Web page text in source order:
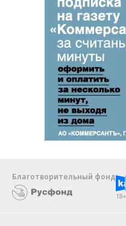
Благотворительный фонд